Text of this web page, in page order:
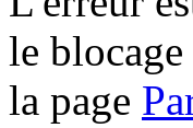
le
la page